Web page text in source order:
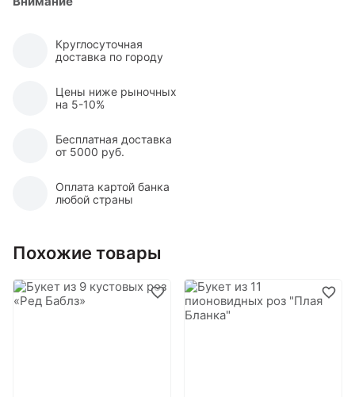
Круглосуточная
доставка по городу
Цены ниже рыночных
на 5-10%
Бесплатная доставка
от 5000 руб.
Оплата картой банка
любой страны
Похожие товары